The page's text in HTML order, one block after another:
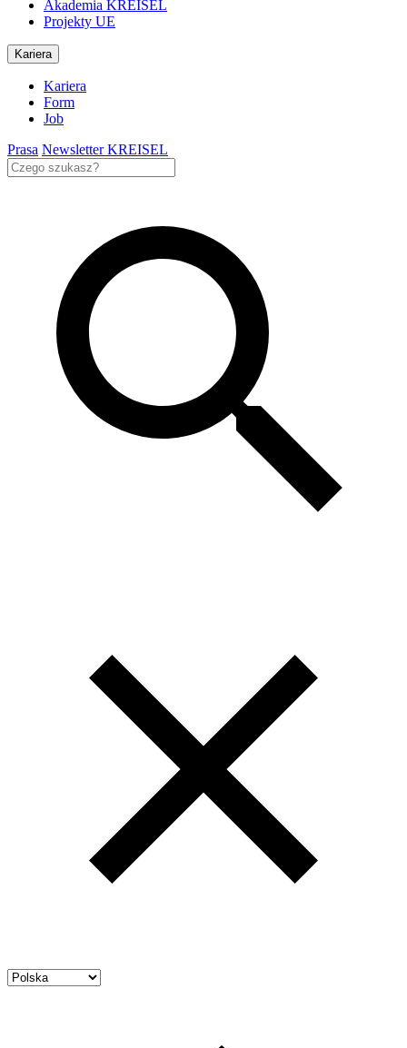
Akademia KREISEL
Projekty UE
Kariera
Kariera
Form
Job
Prasa Newsletter KREISEL